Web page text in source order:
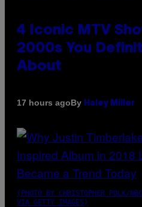
4 Iconic MTV
2000s You
About
17 hours agoBy Haley Miller
(PHOTO BY CHRISTOPHER POLK/
VIA GETTY IMAGES)